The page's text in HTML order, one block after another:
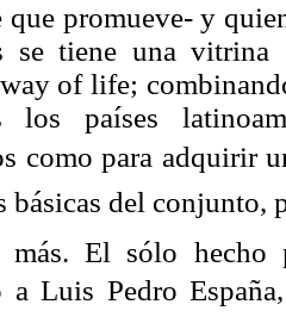
promueve- y
se tiene una vitrina
of life;
los países
como para adquirir
básicas del conjunto,
más. El sólo hecho
a Luis Pedro